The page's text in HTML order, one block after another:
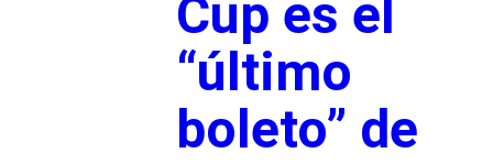
Cup es el
“último
boleto” de